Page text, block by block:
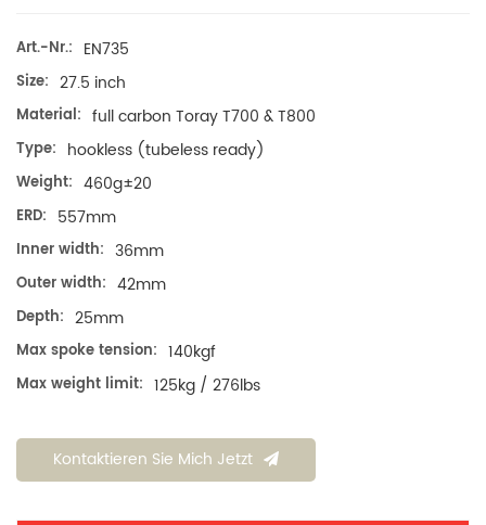
Art.-Nr.: EN735
Size: 27.5 inch
Material: full carbon Toray T700 & T800
Type: hookless (tubeless ready)
Weight: 460g±20
ERD: 557mm
Inner width: 36mm
Outer width: 42mm
Depth: 25mm
Max spoke tension: 140kgf
Max weight limit: 125kg / 276lbs
Kontaktieren Sie Mich Jetzt